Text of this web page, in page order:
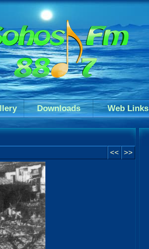
Downloads Web Links
<< >>